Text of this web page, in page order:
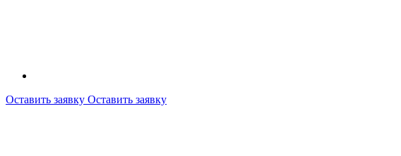
Оставить заявку Оставить заявку